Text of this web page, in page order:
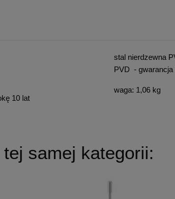
10 lat
stal nierdzewna
PVD - gwarancja
waga: 1,06 kg
samej kategorii: